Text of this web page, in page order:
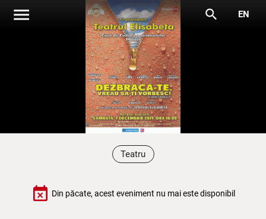
menu search EN
Teatru
event_busy Din păcate, acest eveniment nu mai este disponibil